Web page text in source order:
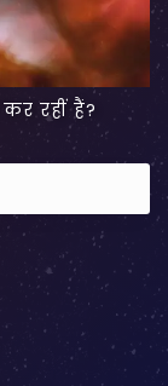
रहीं हैं?